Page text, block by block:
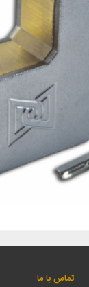
تماس با ما